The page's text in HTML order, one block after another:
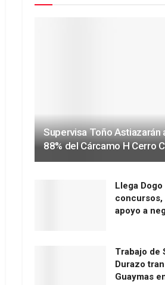
Supervisa Toño Astiazarán
88% del Cárcamo H Cerro
Llega
concursos,
apoyo a
Trabajo de
Durazo
Guaymas